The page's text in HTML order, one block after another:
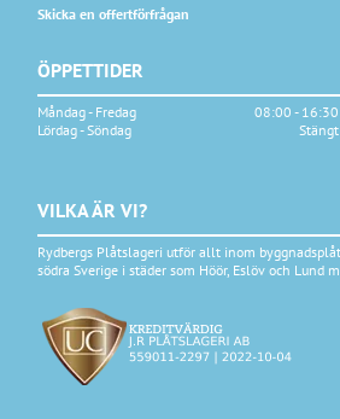
Skicka en offertförfrågan
ÖPPETTIDER
Måndag - Fredag
08:00 - 16:30
Lördag - Söndag
Stängt
VILKA ÄR VI?
Rydbergs Plåtslageri utför allt inom
södra Sverige i städer som Höör, Eslöv och Lund